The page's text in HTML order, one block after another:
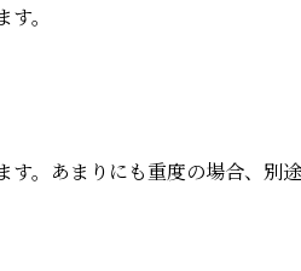
。
。あまりにも重度の場合、別